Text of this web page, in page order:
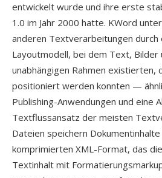
entwickelt wurde und ihre erste
1.0 im Jahr 2000 hatte. KWord
anderen Textverarbeitungen durch
Layoutmodell, bei dem Text, Bilder
unabhängigen Rahmen existierten,
positioniert werden konnten —
Publishing-Anwendungen und eine
Textflussansatz der meisten
Dateien speichern Dokumentinhalte
komprimierten XML-Format, das
Textinhalt mit